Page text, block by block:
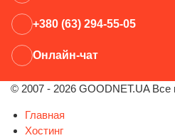
+380 (63) 294-55-05
Онлайн-чат
© 2007 - 2026 GOODNET.UA
Главная
Хостинг